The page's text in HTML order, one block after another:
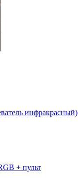
инфракрасный)
+ пульт